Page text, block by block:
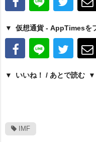
仮想通貨 - AppTimesを
いいね！ / あとで読む
IMF